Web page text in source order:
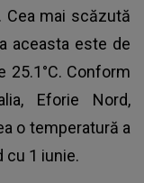
Cea mai scăzută
aceasta este de
25.1°C. Conform
Eforie Nord,
o temperatură a
cu 1 iunie.